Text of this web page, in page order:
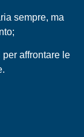
sempre, ma
affrontare le